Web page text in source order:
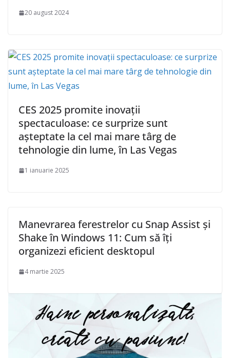
20 august 2024
CES 2025 promite inovații
spectaculoase: ce surprize sunt
așteptate la cel mai mare târg de
tehnologie din lume, în Las Vegas
1 ianuarie 2025
Manevrarea ferestrelor cu Snap Assist și
Shake în Windows 11: Cum să îți
organizezi eficient desktopul
4 martie 2025